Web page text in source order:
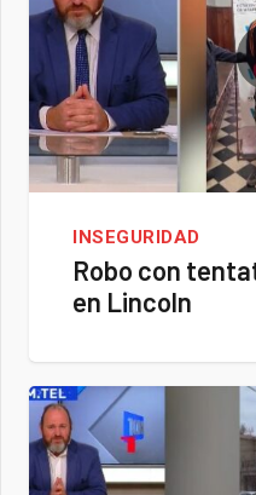
INSEGURIDAD
Robo con
en Lincoln